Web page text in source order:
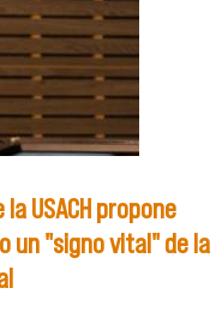
USACH propone
un "signo vital" de la